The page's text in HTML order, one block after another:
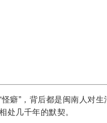
癖”，背后都是闽南人对
处几千年的默契。